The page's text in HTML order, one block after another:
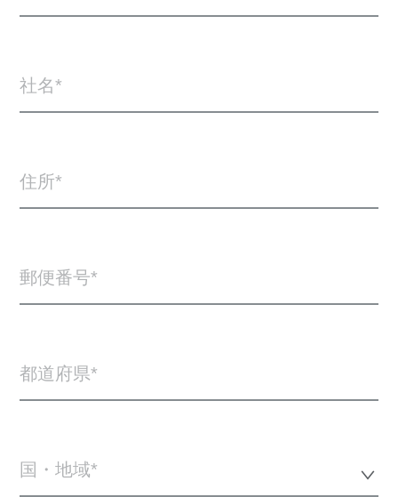
社名
住所
郵便番号
都道府県
国・地域*